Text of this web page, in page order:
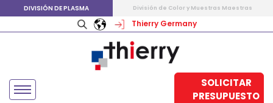
DIVISIÓN DE PLASMA División de Color y Muestras Maestras
Thierry Germany
SOLICITAR
PRESUPUESTO